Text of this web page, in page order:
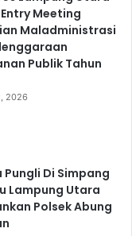
Meeting
Maladministrasi
Publik Tahun
2026
Pungli Di Simpang
Lampung Utara
Polsek Abung